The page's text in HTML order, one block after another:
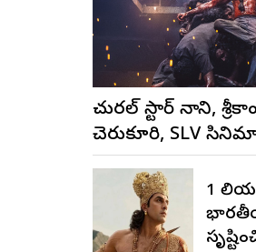
నేచురల్ స్టార్ నాని,
చెరుకూరి, SLV
మునుపెన్నడూ
టీజర్ రిలీజ్
1